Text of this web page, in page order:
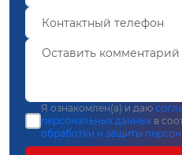
Я ознакомлен(а) и даю
персональных данных в
обработки и защиты